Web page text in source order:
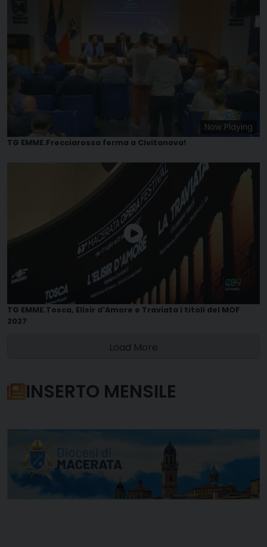
Now Playing
TG EMME.Frecciarossa ferma a Civitanova!
TG EMME.Tosca, Elisir d'Amore e Traviata i titoli del MOF
2027
Load More
INSERTO MENSILE